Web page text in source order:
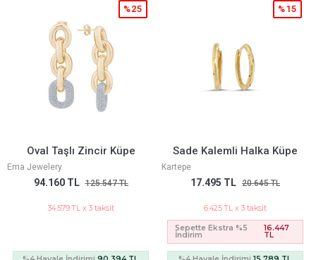
Oval Taşlı Zincir Küpe
Ema Jewelery
94.160 TL 125.547 TL
%25
34.579 TL x 3 taksit
Sade Kalemli Halka Küpe
Kartepe
17.495 TL 20.645 TL
%15
6.425 TL x 3 taksit
Sepette Ekstra %5
İndirim
16.447
TL